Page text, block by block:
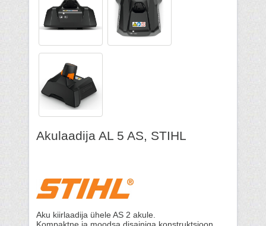
Akulaadija AL 5 AS, STIHL
Aku kiirlaadija ühele AS 2 akule.